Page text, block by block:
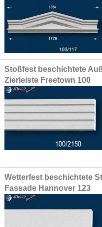
Stoßfest beschichtete
Zierleiste Freetown 100
Wetterfest beschichtete
Fassade Hannover 123